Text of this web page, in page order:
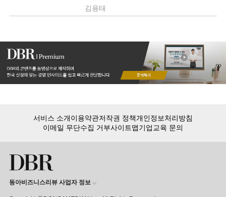
손을 잡고 1위 나이키에 대항하기
위해서였다. 나이키는 어떤 전략으로
플러스(Nike Plus)’를 출시하게 된다.
단순한 프로덕트(product)를 넘어 ..
김용태
서비스 소개이용약관저작권 정책개인정보처리방침
이메일 무단수집 거부사이트맵기업교육 문의
동아비즈니스리뷰 사업자 정보